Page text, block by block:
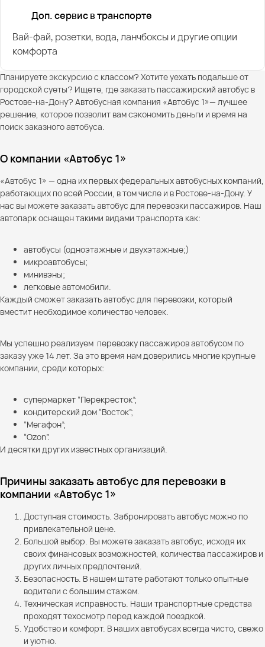
Доп. сервис в транспорте
Вай-фай, розетки, вода, ланчбоксы и другие опции
комфорта
Планируете экскурсию с классом? Хотите уехать подальше от
городской суеты? Ищете, где заказать пассажирский автобус в
Ростове-на-Дону? Автобусная компания «Автобус 1»— лучшее
решение, которое позволит вам сэкономить деньги и время на
поиск заказного автобуса.
О компании «Автобус 1»
«Автобус 1» — одна их первых федеральных автобусных компаний,
работающих по всей России, в том числе и в Ростове-на-Дону. У
нас вы можете заказать автобус для перевозки пассажиров. Наш
автопарк оснащен такими видами транспорта как:
автобусы (одноэтажные и двухэтажные;)
микроавтобусы;
минивэны;
легковые автомобили.
Каждый сможет заказать автобус для перевозки, который
вместит необходимое количество человек.
Мы успешно реализуем перевозку пассажиров автобусом по
заказу уже 14 лет. За это время нам доверились многие крупные
компании, среди которых:
супермаркет “Перекресток”;
кондитерский дом “Восток”;
“Мегафон”;
“Ozon”.
И десятки других известных организаций.
Причины заказать автобус для перевозки в
компании «Автобус 1»
Доступная стоимость. Забронировать автобус можно по
привлекательной цене.
Большой выбор. Вы можете заказать автобус, исходя их
своих финансовых возможностей, количества пассажиров и
других личных предпочтений.
Безопасность. В нашем штате работают только опытные
водители с большим стажем.
Техническая исправность. Наши транспортные средства
проходят техосмотр перед каждой поездкой.
Удобство и комфорт. В наших автобусах всегда чисто, свежо
и уютно.